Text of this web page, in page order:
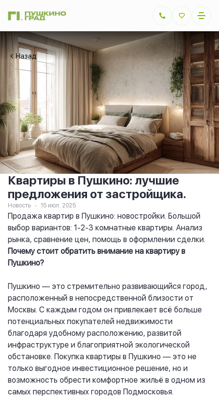
Назад
Квартиры в Пушкино: лучшие
предложения от застройщика.
Новость 15 июл. 2025
Продажа квартир в Пушкино: новостройки. Большой
выбор вариантов: 1-2-3 комнатные квартиры. Анализ
рынка, сравнение цен, помощь в оформлении сделки.
Почему стоит обратить внимание на квартиру в
Пушкино?
Пушкино — это стремительно развивающийся город,
расположенный в непосредственной близости от
Москвы. С каждым годом он привлекает всё больше
потенциальных покупателей недвижимости
благодаря удобному расположению, развитой
инфраструктуре и благоприятной экологической
обстановке. Покупка квартиры в Пушкино — это не
только выгодное инвестиционное решение, но и
возможность обрести комфортное жильё в одном из
самых перспективных городов Подмосковья.